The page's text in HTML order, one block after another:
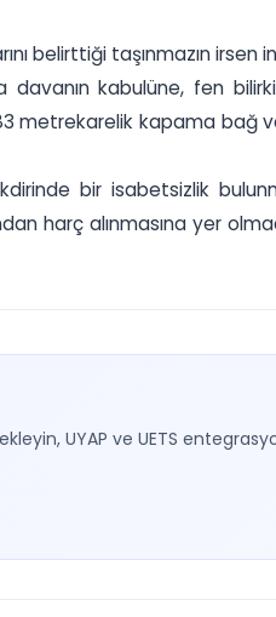
belirttiği taşınmazın irsen
kabulüne, fen
metrekarelik kapama bağ
bir isabetsizlik
harç alınmasına yer
UYAP ve UETS